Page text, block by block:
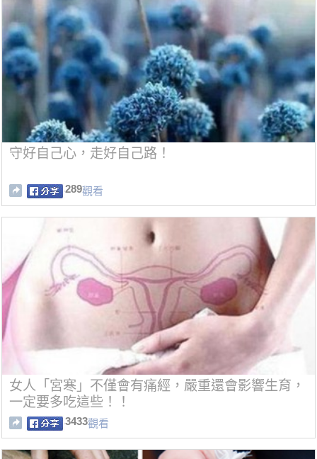
守好自己心，走好自己路！
289觀看
女人「宮寒」不僅會有痛經，嚴重還會影響生育，
一定要多吃這些！！
3433觀看